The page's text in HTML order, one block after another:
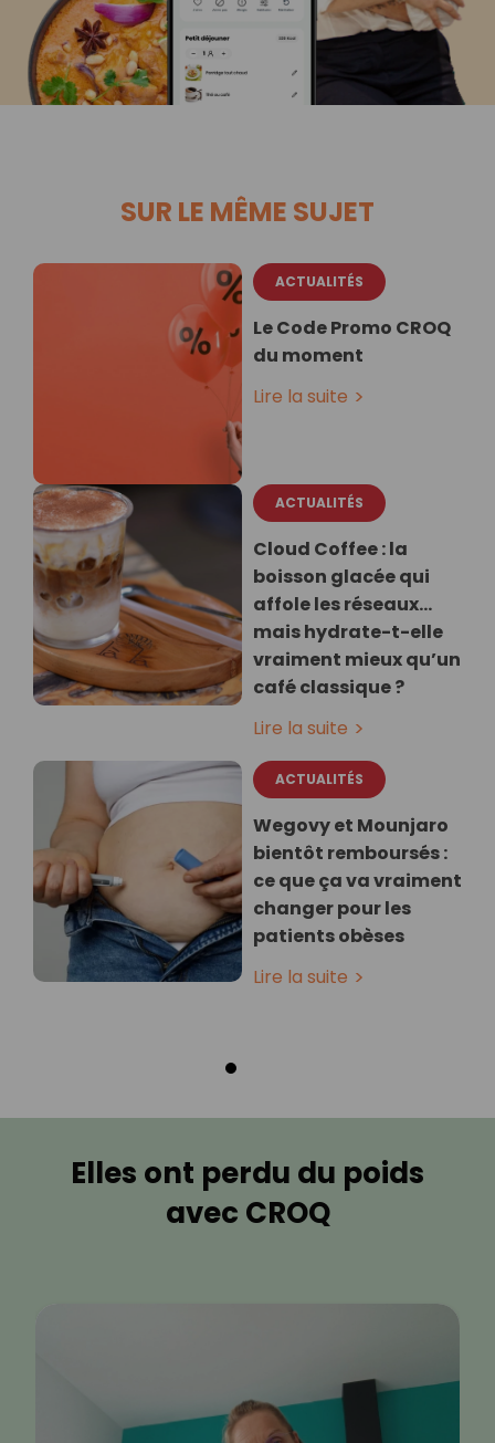
SUR LE MÊME SUJET
ACTUALITÉS
Le Code Promo CROQ
du moment
Lire la suite
ACTUALITÉS
Cloud Coffee : la
boisson glacée qui
affole les réseaux…
mais hydrate-t-elle
vraiment mieux qu’un
café classique ?
Lire la suite
ACTUALITÉS
Wegovy et Mounjaro
bientôt remboursés :
ce que ça va vraiment
changer pour les
patients obèses
Lire la suite
Elles ont perdu du poids
avec CROQ